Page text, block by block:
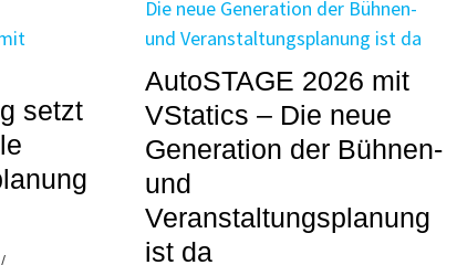
setzt
AutoSTAGE 2026 mit
VStatics – Die neue
Generation der Bühnen-
und
Veranstaltungsplanung
ist da